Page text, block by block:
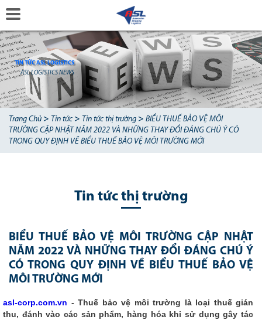
TIN TỨC ASL LOGISTICS
ASL LOGISTICS NEWS
Trang Chủ > Tin tức > Tin tức thị trường > BIỂU THUẾ BẢO VỆ MÔI
TRƯỜNG CẬP NHẬT NĂM 2022 VÀ NHỮNG THAY ĐỔI ĐÁNG CHÚ Ý CÓ
TRONG QUY ĐỊNH VỀ BIỂU THUẾ BẢO VỆ MÔI TRƯỜNG MỚI
Tin tức thị trường
BIỂU THUẾ BẢO VỆ MÔI TRƯỜNG CẬP NHẬT
NĂM 2022 VÀ NHỮNG THAY ĐỔI ĐÁNG CHÚ Ý
CÓ TRONG QUY ĐỊNH VỀ BIỂU THUẾ BẢO VỆ
MÔI TRƯỜNG MỚI
asl-corp.com.vn - Thuế bảo vệ môi trường là loại thuế gián
thu, đánh vào các sản phẩm, hàng hóa khi sử dụng gây tác